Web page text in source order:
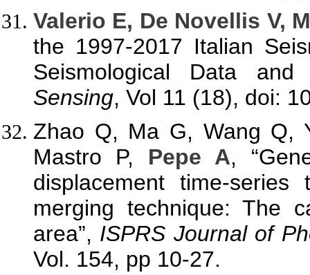
Valerio E, De Novellis V,
the 1997-2017 Italian
Seismological Data
Sensing, Vol 11 (18), doi:
Zhao Q, Ma G, Wang Q,
Mastro P, Pepe A,
displacement time-
merging technique: The
area”, ISPRS Journal of
Vol. 154, pp 10-27.